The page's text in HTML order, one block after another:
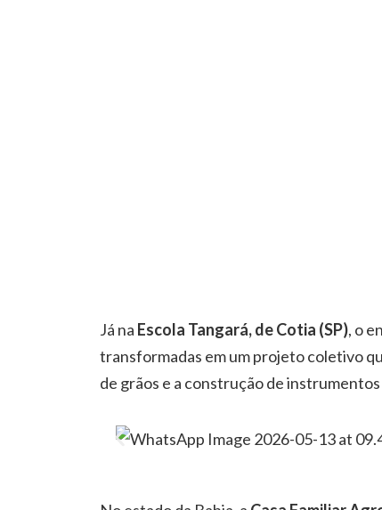
Já na Escola Tangará, de Cotia (SP), o
transformadas em um projeto coletivo
de grãos e a construção de